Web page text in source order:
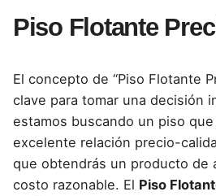
Piso Flotante
El concepto de “Piso Flotante
clave para tomar una decisión
estamos buscando un piso
excelente relación precio-
que obtendrás un producto de
costo razonable. El Piso